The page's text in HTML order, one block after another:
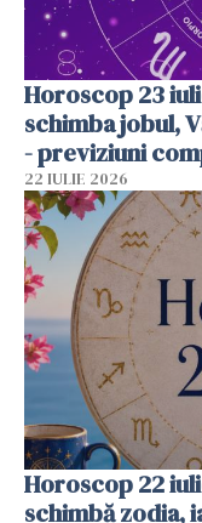
Horoscop 23
schimba jobul,
- previziuni
22 IULIE 2026
Horoscop 22
schimbă zodia,